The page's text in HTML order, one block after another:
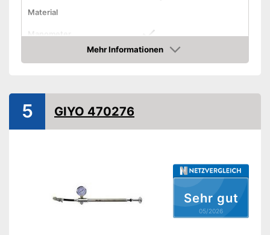
Material
Manometer
28 bar
Handluftpumpe
Schlauch inklusive
Ist mit einem Schlauch
Druckablass-Funktion ist
Mehr Informationen
Amazon
Sehr gut
05/2026
5 GIYO 470276